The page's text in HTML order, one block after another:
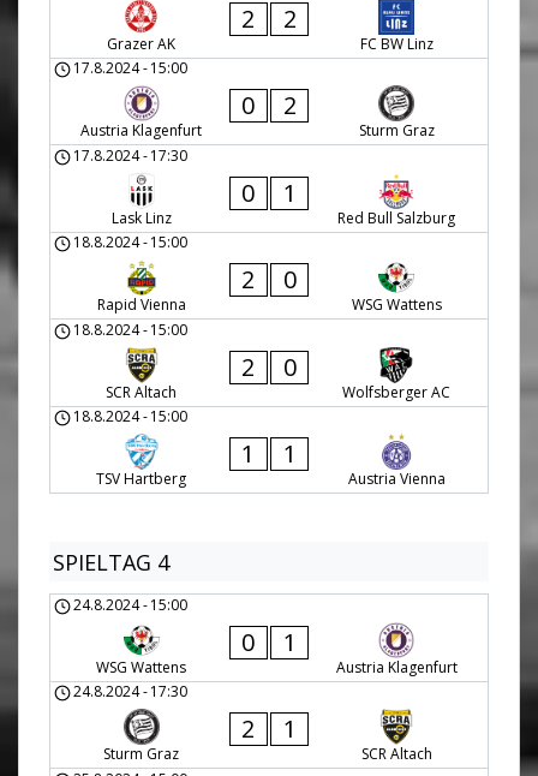
Grazer AK
2 2
FC BW Linz
17.8.2024-15:00
Austria Klagenfurt
0 2
Sturm Graz
17.8.2024-17:30
Lask Linz
0 1
Red Bull Salzburg
18.8.2024-15:00
Rapid Vienna
2 0
WSG Wattens
18.8.2024-15:00
SCR Altach
2 0
Wolfsberger AC
18.8.2024-15:00
TSV Hartberg
1 1
Austria Vienna
SPIELTAG 4
24.8.2024-15:00
WSG Wattens
0 1
Austria Klagenfurt
24.8.2024-17:30
Sturm Graz
2 1
SCR Altach